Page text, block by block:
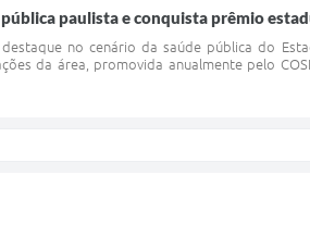
pública paulista e conquista prêmio
no cenário da saúde pública do
da área, promovida anualmente pelo